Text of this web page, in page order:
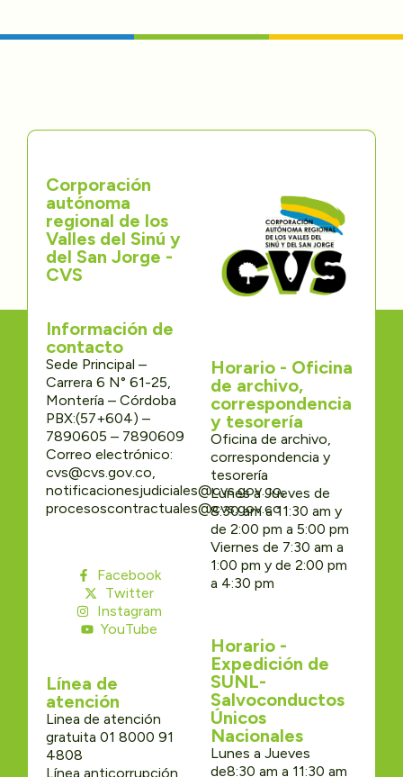
Transparencia
Participa
Trámites y Servicios
Contáctenos
Corporación
autónoma
regional de los
Valles del Sinú y
del San Jorge -
CVS
Información de
contacto
Sede Principal –
Carrera 6 N° 61-25,
Montería – Córdoba
PBX:(57+604) –
7890605 – 7890609
Correo electrónico:
cvs@cvs.gov.co,
notificacionesjudiciales@cvs.gov.co,
procesoscontractuales@cvs.gov.co
Facebook
Twitter
Instagram
YouTube
Línea de
atención
Linea de atención
gratuita 01 8000 91
4808
Línea anticorrupción
Horario - Oficina
de archivo,
correspondencia
y tesorería
Oficina de archivo,
correspondencia y
tesorería
Lunes a Jueves de
8:30 am a 11:30 am y
de 2:00 pm a 5:00 pm
Viernes de 7:30 am a
1:00 pm y de 2:00 pm
a 4:30 pm
Horario -
Expedición de
SUNL-
Salvoconductos
Únicos
Nacionales
Lunes a Jueves
de8:30 am a 11:30 am